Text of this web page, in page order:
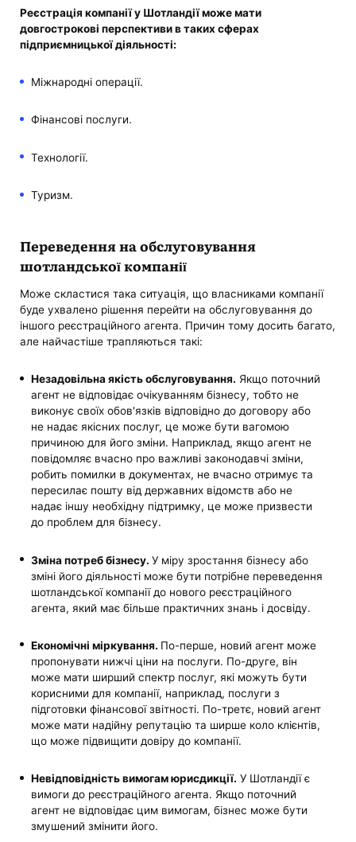
Реєстрація компанії у Шотландії може мати
довгострокові перспективи в таких сферах
підприємницької діяльності:
Міжнародні операції.
Фінансові послуги.
Технології.
Туризм.
Переведення на обслуговування
шотландської компанії
Може скластися така ситуація, що власниками компанії
буде ухвалено рішення перейти на обслуговування до
іншого реєстраційного агента. Причин тому досить багато,
але найчастіше трапляються такі:
Незадовільна якість обслуговування. Якщо поточний
агент не відповідає очікуванням бізнесу, тобто не
виконує своїх обов'язків відповідно до договору або
не надає якісних послуг, це може бути вагомою
причиною для його зміни. Наприклад, якщо агент не
повідомляє вчасно про важливі законодавчі зміни,
робить помилки в документах, не вчасно отримує та
пересилає пошту від державних відомств або не
надає іншу необхідну підтримку, це може призвести
до проблем для бізнесу.
Зміна потреб бізнесу. У міру зростання бізнесу або
зміні його діяльності може бути потрібне переведення
шотландської компанії до нового реєстраційного
агента, який має більше практичних знань і досвіду.
Економічні міркування. По-перше, новий агент може
пропонувати нижчі ціни на послуги. По-друге, він
може мати ширший спектр послуг, які можуть бути
корисними для компанії, наприклад, послуги з
підготовки фінансової звітності. По-третє, новий агент
може мати надійну репутацію та ширше коло клієнтів,
що може підвищити довіру до компанії.
Невідповідність вимогам юрисдикції. У Шотландії є
вимоги до реєстраційного агента. Якщо поточний
агент не відповідає цим вимогам, бізнес може бути
змушений змінити його.